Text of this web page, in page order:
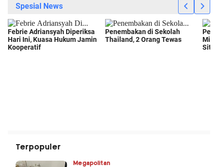
Terpopuler
Megapolitan